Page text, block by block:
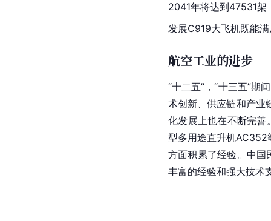
2041年将达到47531架
发展C919大飞机既能
航空工业的进步
“十二五”，“十三五”期
术创新、供应链和产业
化发展上也在不断完善
型多用途直升机AC352
方面积累了经验。 中国
丰富的经验和强大技术